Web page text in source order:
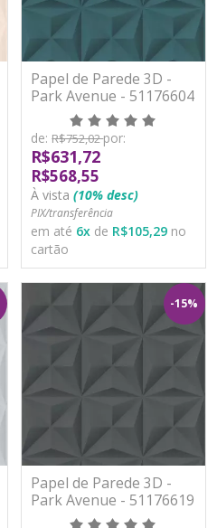
Papel de Parede 3D -
Park Avenue - 51176604
- TNT/Vinilíco
de: R$752,02por:
R$631,72
R$568,55
À vista (10% desc)
PIX/transferência
em até 6x de R$105,29 no
cartão
-15%
Papel de Parede 3D -
Park Avenue - 51176619
- TNT/Vinilíco